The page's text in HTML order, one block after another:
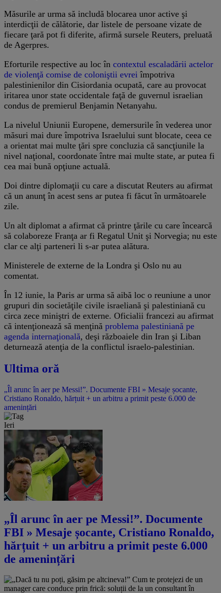
Măsurile ar urma să includă blocarea unor active şi
interdicţii de călătorie, dar listele de persoane vizate de
fiecare ţară pot fi diferite, afirmă sursele Reuters, preluată
de Agerpres.
Eforturile respective au loc în contextul escaladării actelor
de violenţă comise de coloniştii evrei împotriva
palestinienilor din Cisiordania ocupată, care au provocat
iritarea unor state occidentale faţă de guvernul israelian
condus de premierul Benjamin Netanyahu.
La nivelul Uniunii Europene, demersurile în vederea unor
măsuri mai dure împotriva Israelului sunt blocate, ceea ce
a orientat mai multe ţări spre concluzia că sancţiunile la
nivel naţional, coordonate între mai multe state, ar putea fi
cea mai bună opţiune actuală.
Doi dintre diplomaţii cu care a discutat Reuters au afirmat
că un anunţ în acest sens ar putea fi făcut în următoarele
zile.
Un alt diplomat a afirmat că printre ţările cu care încearcă
să colaboreze Franţa ar fi Regatul Unit şi Norvegia; nu este
clar ce alţi parteneri li s-ar putea alătura.
Ministerele de externe de la Londra şi Oslo nu au
comentat.
În 12 iunie, la Paris ar urma să aibă loc o reuniune a unor
grupuri din societăţile civile israeliană şi palestiniană cu
circa zece miniştri de externe. Oficialii francezi au afirmat
că intenţionează să menţină problema palestiniană pe
agenda internaţională, deşi războaiele din Iran şi Liban
deturnează atenţia de la conflictul israelo-palestinian.
Ultima oră
„Îl arunc în aer pe Messi!”. Documente FBI » Mesaje șocante,
Cristiano Ronaldo, hărțuit + un arbitru a primit peste 6.000 de
amenințări
Ieri
„Îl arunc în aer pe Messi!”. Documente
FBI » Mesaje șocante, Cristiano Ronaldo,
hărțuit + un arbitru a primit peste 6.000
de amenințări